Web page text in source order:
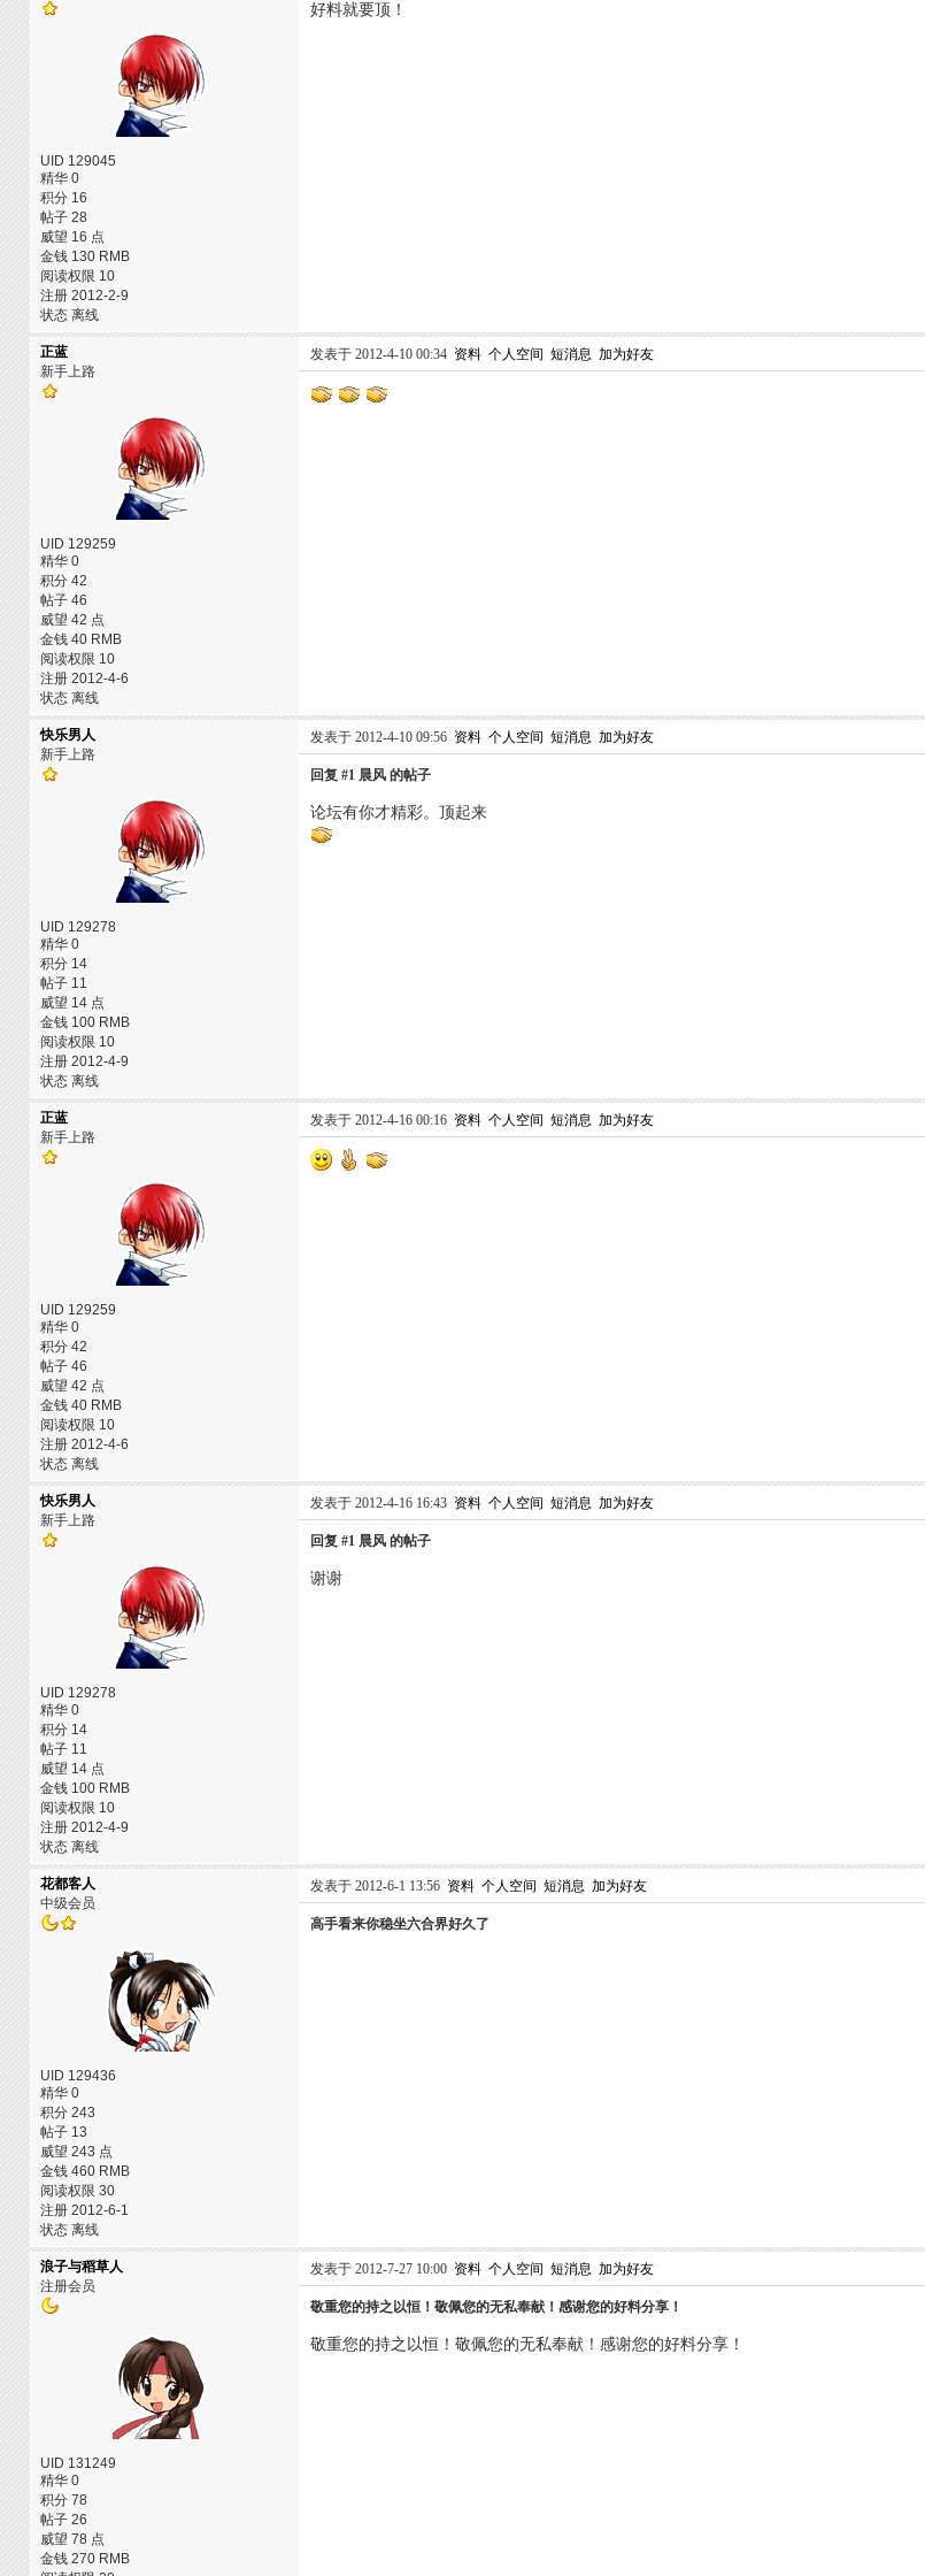
UID 129045
精华 0
积分 16
帖子 28
威望 16 点
金钱 130 RMB
阅读权限 10
注册 2012-2-9
状态 离线
好料就要顶！
正蓝
新手上路
UID 129259
精华 0
积分 42
帖子 46
威望 42 点
金钱 40 RMB
阅读权限 10
注册 2012-4-6
状态 离线
发表于 2012-4-10 00:34 资料 个人空间 短消息 加为好友
快乐男人
新手上路
UID 129278
精华 0
积分 14
帖子 11
威望 14 点
金钱 100 RMB
阅读权限 10
注册 2012-4-9
状态 离线
发表于 2012-4-10 09:56 资料 个人空间 短消息 加为好友
回复 #1 晨风 的帖子
论坛有你才精彩。顶起来
正蓝
新手上路
UID 129259
精华 0
积分 42
帖子 46
威望 42 点
金钱 40 RMB
阅读权限 10
注册 2012-4-6
状态 离线
发表于 2012-4-16 00:16 资料 个人空间 短消息 加为好友
快乐男人
新手上路
UID 129278
精华 0
积分 14
帖子 11
威望 14 点
金钱 100 RMB
阅读权限 10
注册 2012-4-9
状态 离线
发表于 2012-4-16 16:43 资料 个人空间 短消息 加为好友
回复 #1 晨风 的帖子
谢谢
花都客人
中级会员
UID 129436
精华 0
积分 243
帖子 13
威望 243 点
金钱 460 RMB
阅读权限 30
注册 2012-6-1
状态 离线
发表于 2012-6-1 13:56 资料 个人空间 短消息 加为好友
高手看来你稳坐六合界好久了
浪子与稻草人
注册会员
UID 131249
精华 0
积分 78
帖子 26
威望 78 点
金钱 270 RMB
发表于 2012-7-27 10:00 资料 个人空间 短消息 加为好友
敬重您的持之以恒！敬佩您的无私奉献！感谢您的好料分享！
敬重您的持之以恒！敬佩您的无私奉献！感谢您的好料分享！